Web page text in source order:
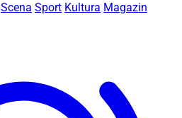
Scena Sport Kultura Magazin